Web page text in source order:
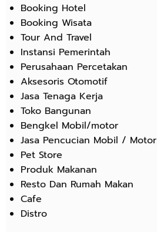
Booking Hotel
Booking Wisata
Tour And Travel
Instansi Pemerintah
Perusahaan Percetakan
Aksesoris Otomotif
Jasa Tenaga Kerja
Toko Bangunan
Bengkel Mobil/motor
Jasa Pencucian Mobil / Motor
Pet Store
Produk Makanan
Resto Dan Rumah Makan
Cafe
Distro